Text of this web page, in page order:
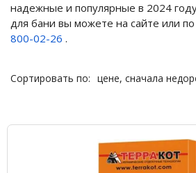
надежные и популярные в 2024
для бани вы можете на сайте или
800-02-26 .
Сортировать по: цене, сначала